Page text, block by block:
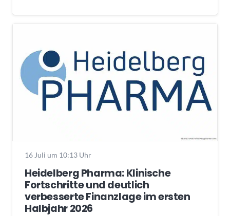
16 Juli um 10:13 Uhr
Heidelberg Pharma: Klinische
Fortschritte und deutlich
verbesserte Finanzlage im ersten
Halbjahr 2026